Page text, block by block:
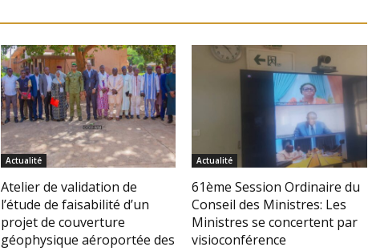
Actualité
Atelier de validation de
l’étude de faisabilité d’un
projet de couverture
géophysique aéroportée des
Actualité
61ème Session Ordinaire du
Conseil des Ministres: Les
Ministres se concertent par
visioconférence